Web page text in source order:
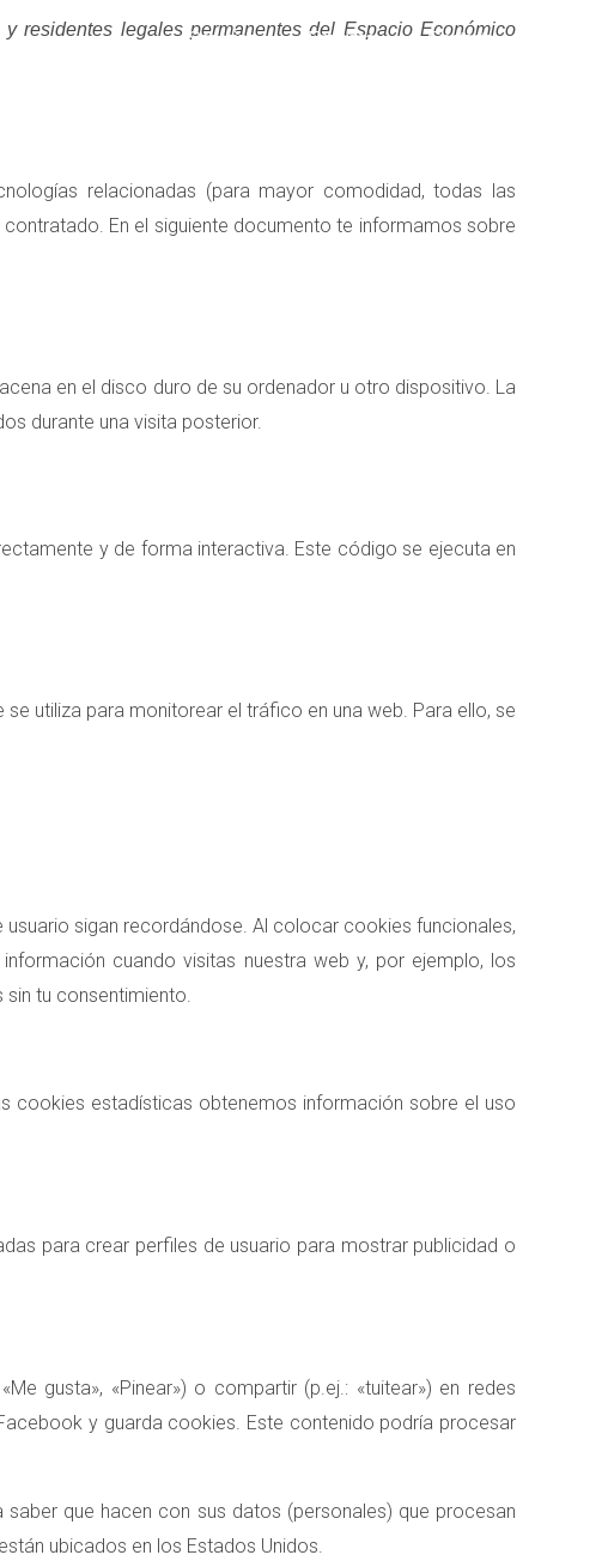
Servicios Empresa Contacto
residentes legales permanentes del Espacio Económico
relacionadas (para mayor comodidad, todas las
En el siguiente documento te informamos sobre
en el disco duro de su ordenador u otro dispositivo. La
durante una visita posterior.
y de forma interactiva. Este código se ejecuta en
utiliza para monitorear el tráfico en una web. Para ello, se
sigan recordándose. Al colocar cookies funcionales,
cuando visitas nuestra web y, por ejemplo, los
tu consentimiento.
cookies estadísticas obtenemos información sobre el uso
para crear perfiles de usuario para mostrar publicidad o
gusta», «Pinear») o compartir (p.ej.: «tuitear») en redes
y guarda cookies. Este contenido podría procesar
que hacen con sus datos (personales) que procesan
ubicados en los Estados Unidos.